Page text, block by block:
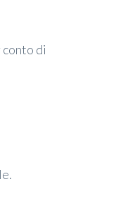
di